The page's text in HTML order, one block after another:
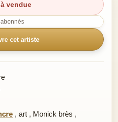
vendue
cet artiste
, art , Monick brès ,